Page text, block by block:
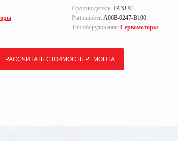
Производитель: FANUC
Part number: A06B-0247-B100
Тип оборудования: Сервомоторы
РАССЧИТАТЬ СТОИМОСТЬ РЕМОНТА